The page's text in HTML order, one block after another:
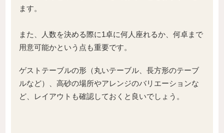
ます。
また、人数を決める際に1卓に何人座れるか、何卓まで
用意可能かという点も重要です。
ゲストテーブルの形（丸いテーブル、長方形のテーブ
ルなど）、高砂の場所やアレンジのバリエーションな
ど、レイアウトも確認しておくと良いでしょう。